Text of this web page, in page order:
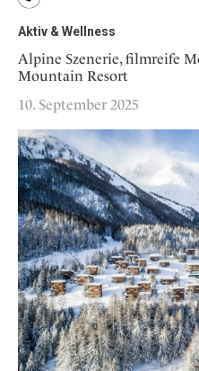
Aktiv & Wellness
Alpine Szenerie, filmreife
Mountain Resort
10. September 2025